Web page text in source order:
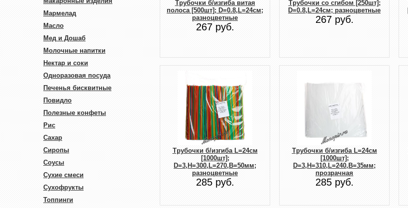
Мармелад
Масло
Мед и Дошаб
Молочные напитки
Нектар и соки
Одноразовая посуда
Печенья бисквитные
Повидло
Полезные конфеты
Рис
Сахар
Сиропы
Соусы
Сухие смеси
Сухофрукты
Топпинги
Трубочки б/изгиба витая
полоса [500шт]; D=0.8,L=24см;
разноцветные
267 руб.
Трубочки со сгибом [250шт];
D=0.8,L=24см; разноцветные
267 руб.
Трубочки б/изгиба L=24см
[1000шт];
D=3,H=300,L=270,B=50мм;
разноцветные
285 руб.
Трубочки б/изгиба L=24см
[1000шт];
D=3,H=310,L=240,B=35мм;
прозрачная
285 руб.